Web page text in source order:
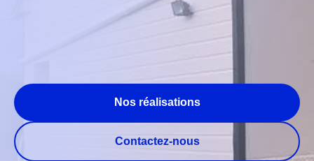
Nos réalisations
Contactez-nous